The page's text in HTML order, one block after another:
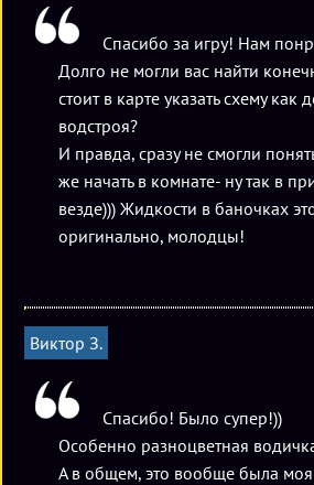
Спасибо за игру! Нам
Долго не могли вас найти
стоит в карте указать схему как
водстроя?
И правда, сразу не смогли
же начать в комнате- ну так в
везде))) Жидкости в баночках
оригинально, молодцы!
Виктор З.
Спасибо! Было супер!))
Особенно разноцветная
А в общем, это вообще была